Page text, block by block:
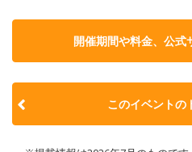
開催期間や料金、公式
このイベントの